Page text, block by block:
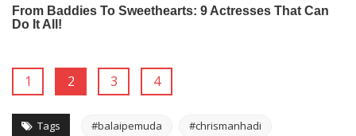
1 2 3 4
Tags #balaipemuda #chrismanhadi